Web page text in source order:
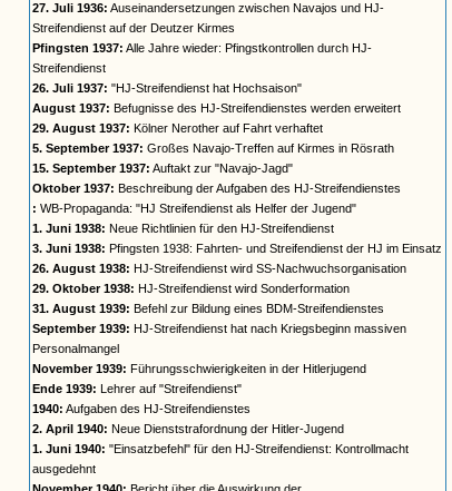
27. Juli 1936: Auseinandersetzungen zwischen Navajos und HJ-
Streifendienst auf der Deutzer Kirmes
Pfingsten 1937: Alle Jahre wieder: Pfingstkontrollen durch HJ-
Streifendienst
26. Juli 1937: "HJ-Streifendienst hat Hochsaison"
August 1937: Befugnisse des HJ-Streifendienstes werden erweitert
29. August 1937: Kölner Nerother auf Fahrt verhaftet
5. September 1937: Großes Navajo-Treffen auf Kirmes in Rösrath
15. September 1937: Auftakt zur "Navajo-Jagd"
Oktober 1937: Beschreibung der Aufgaben des HJ-Streifendienstes
: WB-Propaganda: "HJ Streifendienst als Helfer der Jugend"
1. Juni 1938: Neue Richtlinien für den HJ-Streifendienst
3. Juni 1938: Pfingsten 1938: Fahrten- und Streifendienst der HJ im Einsatz
26. August 1938: HJ-Streifendienst wird SS-Nachwuchsorganisation
29. Oktober 1938: HJ-Streifendienst wird Sonderformation
31. August 1939: Befehl zur Bildung eines BDM-Streifendienstes
September 1939: HJ-Streifendienst hat nach Kriegsbeginn massiven
Personalmangel
November 1939: Führungsschwierigkeiten in der Hitlerjugend
Ende 1939: Lehrer auf "Streifendienst"
1940: Aufgaben des HJ-Streifendienstes
2. April 1940: Neue Dienststrafordnung der Hitler-Jugend
1. Juni 1940: "Einsatzbefehl" für den HJ-Streifendienst: Kontrollmacht
ausgedehnt